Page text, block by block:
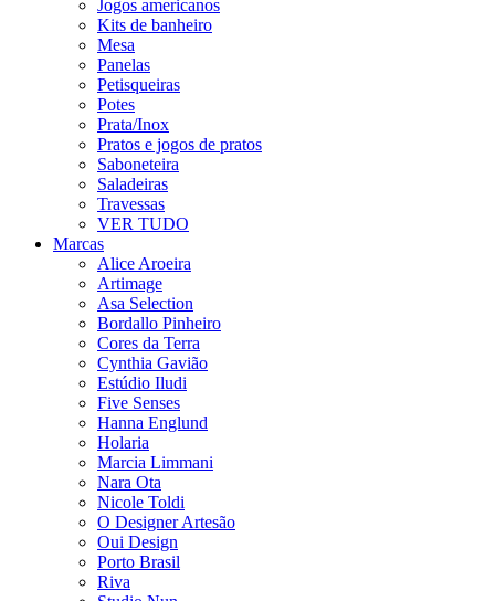
Jogos americanos
Kits de banheiro
Mesa
Panelas
Petisqueiras
Potes
Prata/Inox
Pratos e jogos de pratos
Saboneteira
Saladeiras
Travessas
VER TUDO
Marcas
Alice Aroeira
Artimage
Asa Selection
Bordallo Pinheiro
Cores da Terra
Cynthia Gavião
Estúdio Iludi
Five Senses
Hanna Englund
Holaria
Marcia Limmani
Nara Ota
Nicole Toldi
O Designer Artesão
Oui Design
Porto Brasil
Riva